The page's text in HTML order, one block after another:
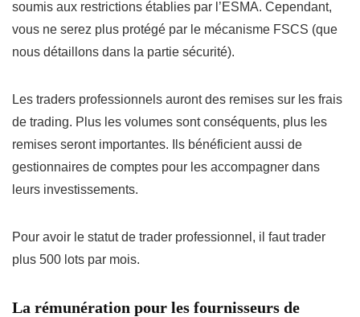
soumis aux restrictions établies par l’ESMA. Cependant,
vous ne serez plus protégé par le mécanisme FSCS (que
nous détaillons dans la partie sécurité).
Les traders professionnels auront des remises sur les frais
de trading. Plus les volumes sont conséquents, plus les
remises seront importantes. Ils bénéficient aussi de
gestionnaires de comptes pour les accompagner dans
leurs investissements.
Pour avoir le statut de trader professionnel, il faut trader
plus 500 lots par mois.
La rémunération pour les fournisseurs de